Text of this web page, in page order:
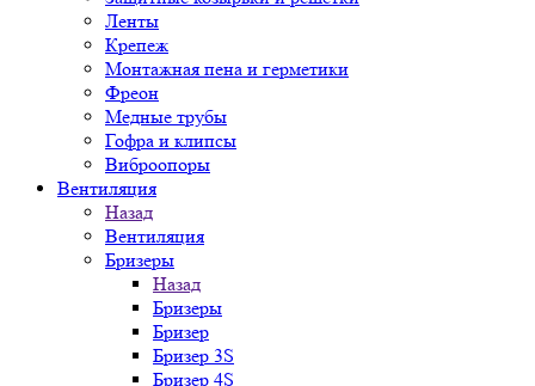
Ленты
Крепеж
Монтажная пена и герметики
Фреон
Медные трубы
Гофра и клипсы
Виброопоры
Вентиляция
Назад
Вентиляция
Бризеры
Назад
Бризеры
Бризер
Бризер 3S
Бризер 4S